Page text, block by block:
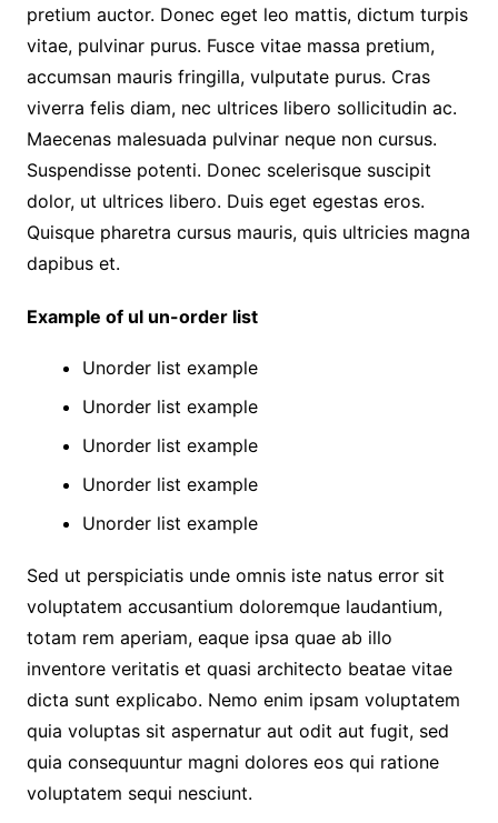
pretium auctor. Donec eget leo mattis, dictum turpis
vitae, pulvinar purus. Fusce vitae massa pretium,
accumsan mauris fringilla, vulputate purus. Cras
viverra felis diam, nec ultrices libero sollicitudin ac.
Maecenas malesuada pulvinar neque non cursus.
Suspendisse potenti. Donec scelerisque suscipit
dolor, ut ultrices libero. Duis eget egestas eros.
Quisque pharetra cursus mauris, quis ultricies magna
dapibus et.
Example of ul un-order list
Unorder list example
Unorder list example
Unorder list example
Unorder list example
Unorder list example
Sed ut perspiciatis unde omnis iste natus error sit
voluptatem accusantium doloremque laudantium,
totam rem aperiam, eaque ipsa quae ab illo
inventore veritatis et quasi architecto beatae vitae
dicta sunt explicabo. Nemo enim ipsam voluptatem
quia voluptas sit aspernatur aut odit aut fugit, sed
quia consequuntur magni dolores eos qui ratione
voluptatem sequi nesciunt.